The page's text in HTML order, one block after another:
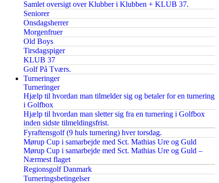
Samlet oversigt over Klubber i Klubben + KLUB 37.
Seniorer
Onsdagsherrer
Morgenfruer
Old Boys
Tirsdagspiger
KLUB 37
Golf På Tværs.
Turneringer
Turneringer
Hjælp til hvordan man tilmelder sig og betaler for en turnering
i Golfbox
Hjælp til hvordan man sletter sig fra en turnering i Golfbox
inden sidste tilmeldingsfrist.
Fyraftensgolf (9 huls turnering) hver torsdag.
Mørup Cup i samarbejde med Sct. Mathias Ure og Guld
Mørup Cup i samarbejde med Sct. Mathias Ure og Guld –
Nærmest flaget
Regionsgolf Danmark
Turneringsbetingelser